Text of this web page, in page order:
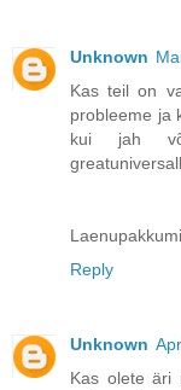
Unknown
Kas teil on
probleeme ja
kui jah
Reply
Unknown
Kas olete äri